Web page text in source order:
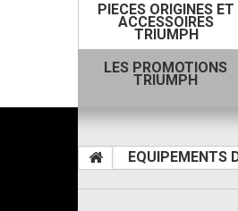
PIECES ORIGINES ET
ACCESSOIRES
TRIUMPH
LES PROMOTIONS
TRIUMPH
EQUIPEMENTS